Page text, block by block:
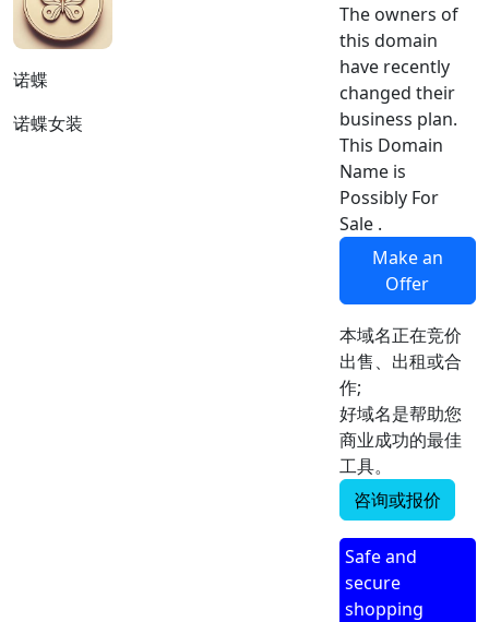
诺蝶
诺蝶女装
The owners of
this domain
have recently
changed their
business plan.
This Domain
Name is
Possibly For
Sale .
Make an
Offer
本域名正在竞价
出售、出租或合
作;
好域名是帮助您
商业成功的最佳
工具。
咨询或报价
Safe and
secure
shopping